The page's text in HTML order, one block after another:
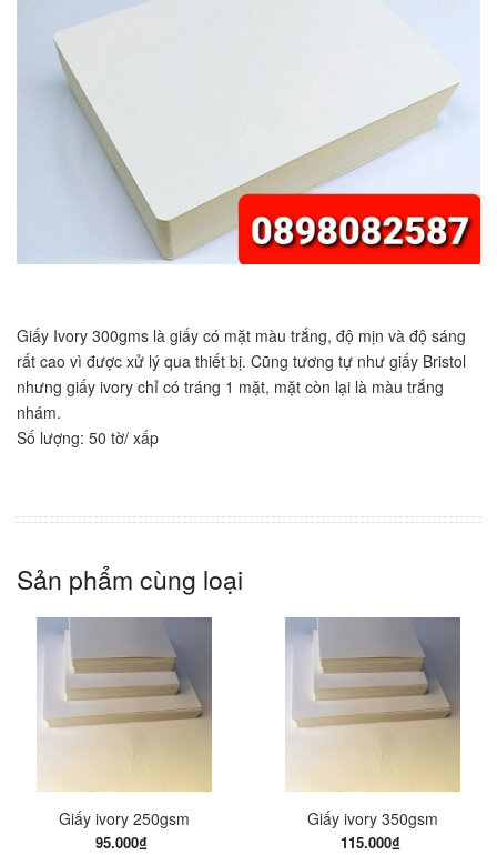
Giấy Ivory 300gms là giấy có mặt màu trắng, độ mịn và độ sáng
rất cao vì được xử lý qua thiết bị. Cũng tương tự như giấy Bristol
nhưng giấy ivory chỉ có tráng 1 mặt, mặt còn lại là màu trắng
nhám.
Số lượng: 50 tờ/ xấp
Sản phẩm cùng loại
Giấy ivory 250gsm
95.000₫
Giấy ivory 350gsm
115.000₫